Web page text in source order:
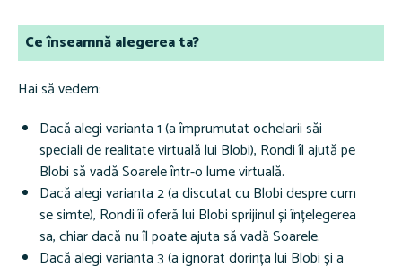
Ce înseamnă alegerea ta?
Hai să vedem:
Dacă alegi varianta 1 (a împrumutat ochelarii săi
speciali de realitate virtuală lui Blobi), Rondi îl ajută pe
Blobi să vadă Soarele într-o lume virtuală.
Dacă alegi varianta 2 (a discutat cu Blobi despre cum
se simte), Rondi îi oferă lui Blobi sprijinul și înțelegerea
sa, chiar dacă nu îl poate ajuta să vadă Soarele.
Dacă alegi varianta 3 (a ignorat dorința lui Blobi și a